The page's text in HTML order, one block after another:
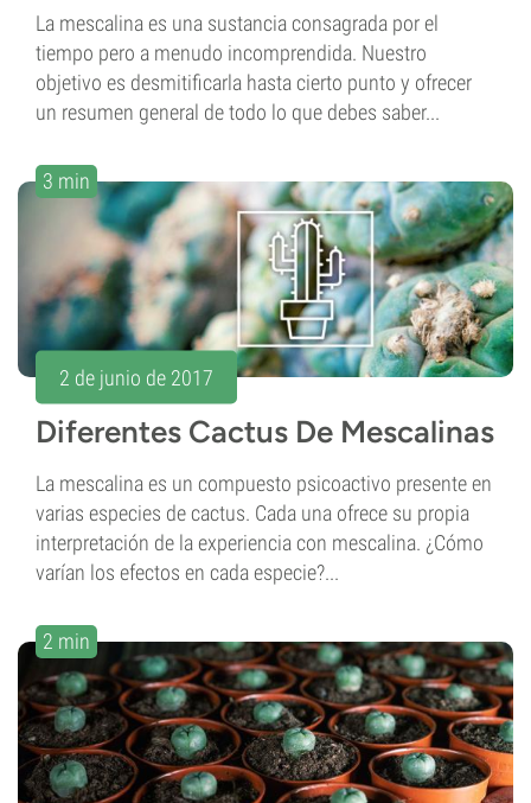
La mescalina es una sustancia consagrada por el
tiempo pero a menudo incomprendida. Nuestro
objetivo es desmitificarla hasta cierto punto y ofrecer
un resumen general de todo lo que debes saber...
3 min
2 de junio de 2017
Diferentes Cactus De Mescalinas
La mescalina es un compuesto psicoactivo presente en
varias especies de cactus. Cada una ofrece su propia
interpretación de la experiencia con mescalina. ¿Cómo
varían los efectos en cada especie?...
2 min